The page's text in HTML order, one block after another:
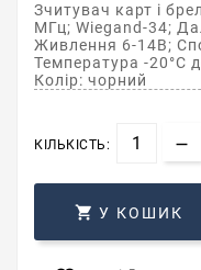
Зчитувач карт і
МГц; Wiegand-34;
Живлення 6-14В;
Температура -20°C
Колір: чорний
КІЛЬКІСТЬ:
 У КОШИК